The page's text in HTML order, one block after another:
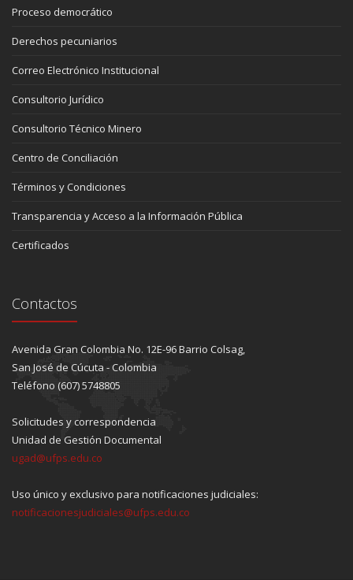
Proceso democrático
Derechos pecuniarios
Correo Electrónico Institucional
Consultorio Jurídico
Consultorio Técnico Minero
Centro de Conciliación
Términos y Condiciones
Transparencia y Acceso a la Información Pública
Certificados
Contactos
Avenida Gran Colombia No. 12E-96 Barrio Colsag,
San José de Cúcuta - Colombia
Teléfono (607) 5748805
Solicitudes y correspondencia
Unidad de Gestión Documental
ugad@ufps.edu.co
Uso único y exclusivo para notificaciones judiciales:
notificacionesjudiciales@ufps.edu.co